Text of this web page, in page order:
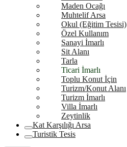
Maden Ocağı
Muhtelif Arsa
Okul (Eğitim Tesisi)
Özel Kullanım
Sanayi İmarlı
Sit Alanı
Tarla
Ticari İmarlı
Toplu Konut İçin
Turizm/Konut Alanı
Turizm İmarlı
Villa İmarlı
Zeytinlik
Kat Karşılığı Arsa
Turistik Tesis